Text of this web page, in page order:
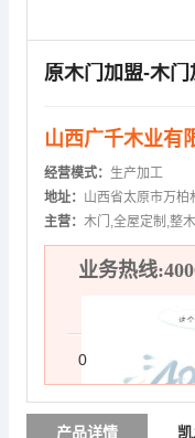
原木门加盟-木门
山西广千木业有
经营模式： 生产加工
地址： 山西省太原市万柏
主营： 木门,全屋定制,整
业务热线
0
产品详情